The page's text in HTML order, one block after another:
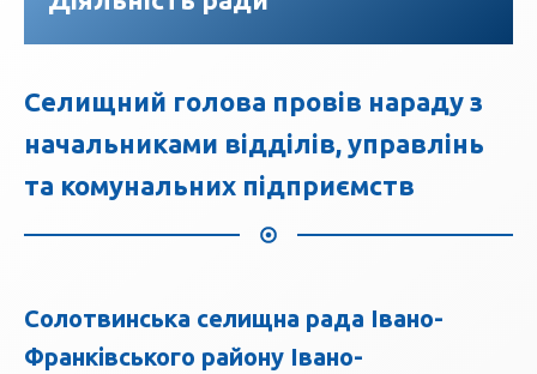
Селищний голова провів нараду з
начальниками відділів, управлінь
та комунальних підприємств
Солотвинська селищна рада Івано-
Франківського району Івано-